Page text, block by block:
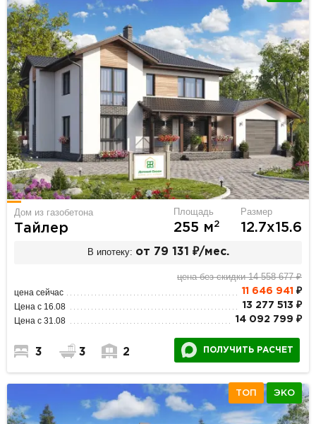
Дом из газобетона
Тайлер
Площадь
255 м2
Размер
12.7х15.6
В ипотеку: от 79 131 ₽/мес.
цена без скидки 14 558 677 ₽
цена сейчас 11 646 941 ₽
Цена с 16.08 13 277 513 ₽
Цена с 31.08 14 092 799 ₽
3 3 2 ПОЛУЧИТЬ РАСЧЕТ
ТОП ЭКО